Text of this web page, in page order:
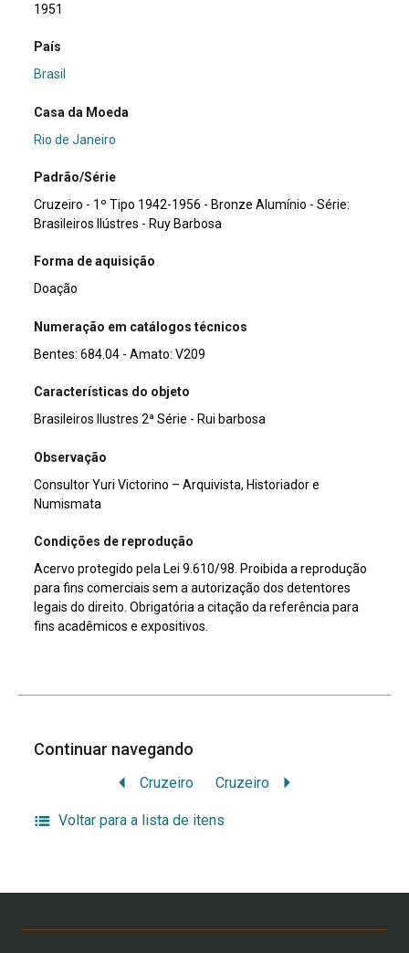
1951
País
Brasil
Casa da Moeda
Rio de Janeiro
Padrão/Série
Cruzeiro - 1º Tipo 1942-1956 - Bronze Alumínio - Série:
Brasileiros Ilústres - Ruy Barbosa
Forma de aquisição
Doação
Numeração em catálogos técnicos
Bentes: 684.04 - Amato: V209
Características do objeto
Brasileiros Ilustres 2ª Série - Rui barbosa
Observação
Consultor Yuri Victorino – Arquivista, Historiador e
Numismata
Condições de reprodução
Acervo protegido pela Lei 9.610/98. Proibida a reprodução
para fins comerciais sem a autorização dos detentores
legais do direito. Obrigatória a citação da referência para
fins acadêmicos e expositivos.
Continuar navegando
Cruzeiro Cruzeiro
Voltar para a lista de itens